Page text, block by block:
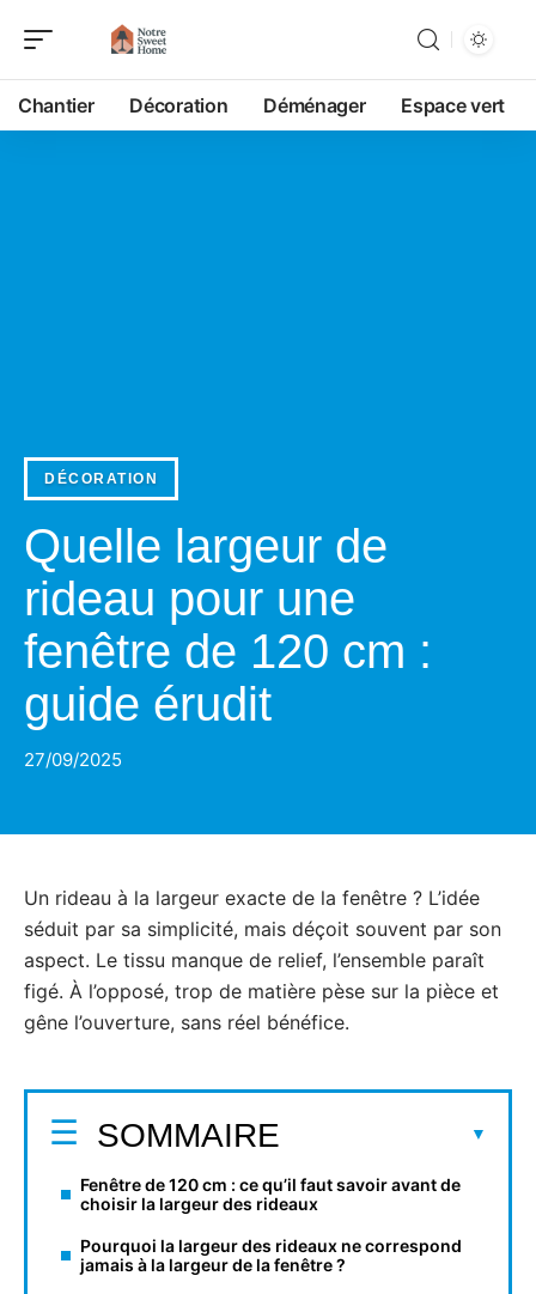
Chantier Décoration Déménager Espace vert
DÉCORATION
Quelle largeur de
rideau pour une
fenêtre de 120 cm :
guide érudit
27/09/2025
Un rideau à la largeur exacte de la fenêtre ? L’idée
séduit par sa simplicité, mais déçoit souvent par son
aspect. Le tissu manque de relief, l’ensemble paraît
figé. À l’opposé, trop de matière pèse sur la pièce et
gêne l’ouverture, sans réel bénéfice.
SOMMAIRE
Fenêtre de 120 cm : ce qu’il faut savoir avant de
choisir la largeur des rideaux
Pourquoi la largeur des rideaux ne correspond
jamais à la largeur de la fenêtre ?